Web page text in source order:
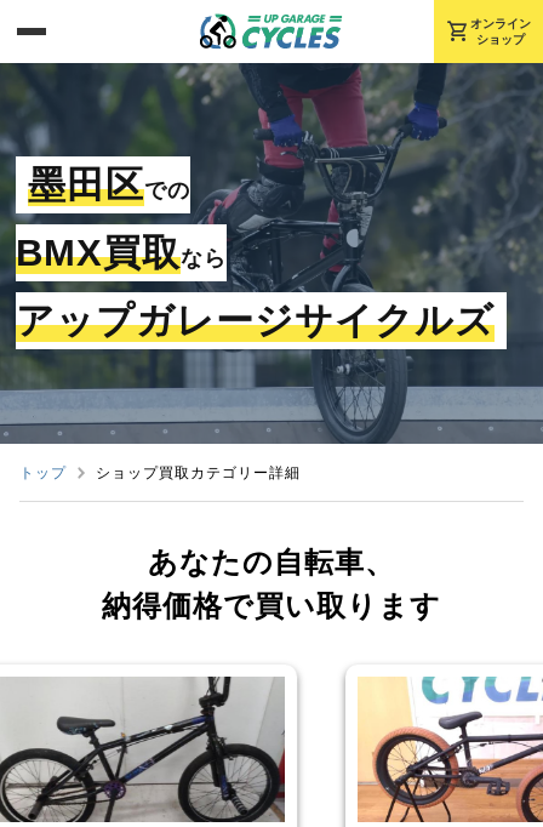
shopping_cart オンライン
ショップ
墨田区での
BMX買取なら
アップガレージサイクルズ
トップ ショップ買取カテゴリー詳細
あなたの自転車、
納得価格で買い取ります